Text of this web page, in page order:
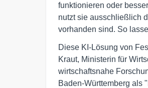
funktionieren oder
nutzt sie ausschließlich
vorhanden sind. So
Diese KI-Lösung von
Kraut, Ministerin für
wirtschaftsnahe
Baden-Württemberg als